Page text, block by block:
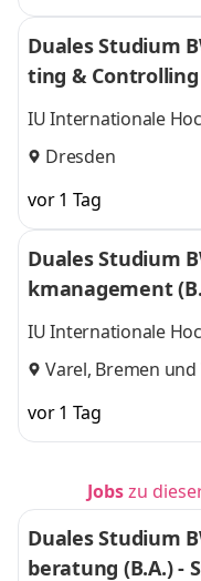
Duales Studium
ting & Controlling
mbH
IU Internationale
Dresden
vor 1 Tag
Duales Studium
kmanagement
mbH
IU Internationale
Varel, Bremen und
vor 1 Tag
Jobszu
Duales Studium
beratung (B.A.) -